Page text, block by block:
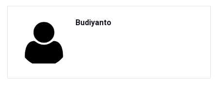
Budiyanto